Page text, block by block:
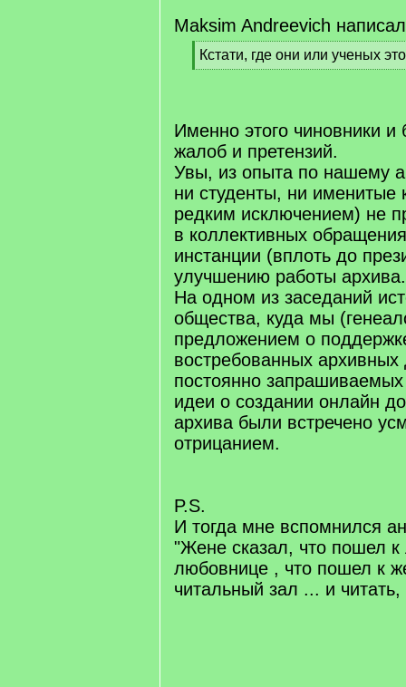
Maksim Andreevich
[
q
Кстати, где они или ученых
[
Именно этого чиновники и
жалоб и претензий.
Увы, из опыта по нашему
ни студенты, ни именитые
редким исключением) не
в коллективных
инстанции (вплоть до
улучшению работы архива.
На одном из заседаний
общества, куда мы
предложением о
востребованных архивных
постоянно
идеи о создании онлайн
архива были встречено
отрицанием.
P.S.
И тогда мне вспомнился
"Жене сказал, что пошел
любовнице , что пошел к
читальный зал ... и читать,